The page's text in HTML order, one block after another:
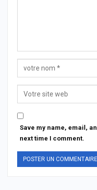
Save my name, email,
next time I comment.